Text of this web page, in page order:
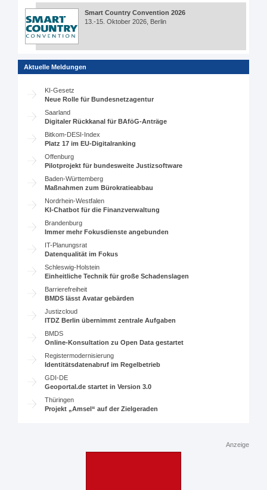
Smart Country Convention 2026
13.-15. Oktober 2026, Berlin
Aktuelle Meldungen
KI-Gesetz
Neue Rolle für Bundesnetzagentur
Saarland
Digitaler Rückkanal für BAföG-Anträge
Bitkom-DESI-Index
Platz 17 im EU-Digitalranking
Offenburg
Pilotprojekt für bundesweite Justizsoftware
Baden-Württemberg
Maßnahmen zum Bürokratieabbau
Nordrhein-Westfalen
KI-Chatbot für die Finanzverwaltung
Brandenburg
Immer mehr Fokusdienste angebunden
IT-Planungsrat
Datenqualität im Fokus
Schleswig-Holstein
Einheitliche Technik für große Schadenslagen
Barrierefreiheit
BMDS lässt Avatar gebärden
Justizcloud
ITDZ Berlin übernimmt zentrale Aufgaben
BMDS
Online-Konsultation zu Open Data gestartet
Registermodernisierung
Identitätsdatenabruf im Regelbetrieb
GDI-DE
Geoportal.de startet in Version 3.0
Thüringen
Projekt „Amsel“ auf der Zielgeraden
Anzeige